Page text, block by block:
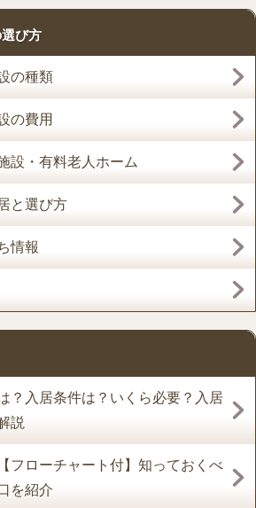
選び方
の種類
の費用
設・有料老人ホーム
と選び方
情報
？入居条件は？いくら必要？入居
説
フローチャート付】知っておくべ
を紹介